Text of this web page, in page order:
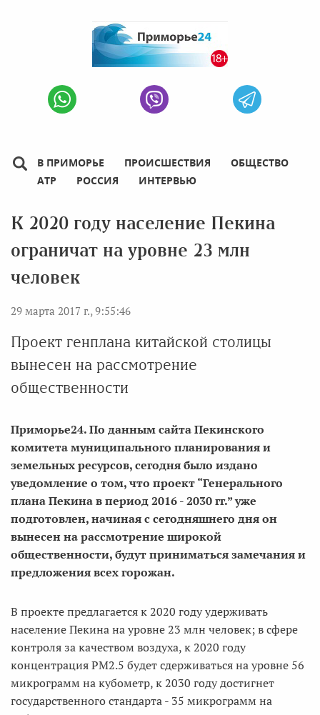
В ПРИМОРЬЕ ПРОИСШЕСТВИЯ
ОБЩЕСТВО
АТР
РОССИЯ ИНТЕРВЬЮ
К 2020 году население Пекина
ограничат на уровне 23 млн
человек
29 марта 2017 г., 9:55:46
Проект генплана китайской столицы
вынесен на рассмотрение
общественности
Приморье24. По данным сайта Пекинского
комитета муниципального планирования и
земельных ресурсов, сегодня было издано
уведомление о том, что проект “Генерального
плана Пекина в период 2016 - 2030 гг.” уже
подготовлен, начиная с сегодняшнего дня он
вынесен на рассмотрение широкой
общественности, будут приниматься замечания и
предложения всех горожан.
В проекте предлагается к 2020 году удерживать
население Пекина на уровне 23 млн человек; в сфере
контроля за качеством воздуха, к 2020 году
концентрация РМ2.5 будет сдерживаться на уровне 56
микрограмм на кубометр, к 2030 году достигнет
государственного стандарта - 35 микрограмм на